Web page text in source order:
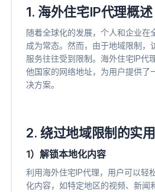
1. 海外住宅IP代理概述
随着全球化的发展，个人和企业在
成为常态。然而，由于地域限制，
服务往往受到限制。海外住宅IP代
他国家的网络地址，为用户提供了
决方案。
2. 绕过地域限制的实
1）解锁本地化内容
利用海外住宅IP代理，用户可以轻
化内容，如特定地区的视频、新闻